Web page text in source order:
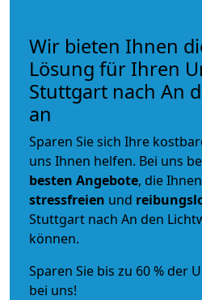
Wir bieten Ihnen
Lösung für Ihren
Stuttgart nach An
an
Sparen Sie sich Ihre
uns Ihnen helfen. Bei uns
besten Angebote, die Ihnen
stressfreien und
Stuttgart nach An den
können.
Sparen Sie bis zu 60 % der
bei uns!